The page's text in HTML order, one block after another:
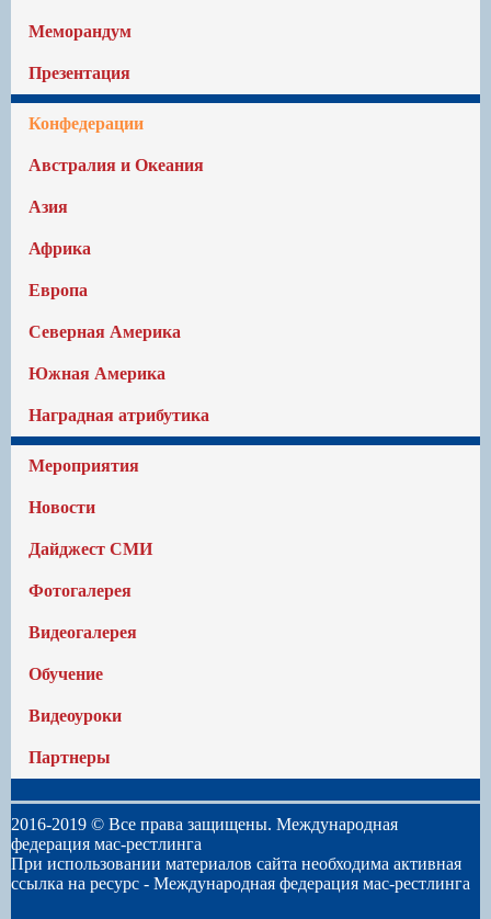
Меморандум
Презентация
Конфедерации
Австралия и Океания
Азия
Африка
Европа
Северная Америка
Южная Америка
Наградная атрибутика
Мероприятия
Новости
Дайджест СМИ
Фотогалерея
Видеогалерея
Обучение
Видеоуроки
Партнеры
2016-2019 © Все права защищены. Международная
федерация мас-рестлинга
При использовании материалов сайта необходима активная
ссылка на ресурс - Международная федерация мас-рестлинга